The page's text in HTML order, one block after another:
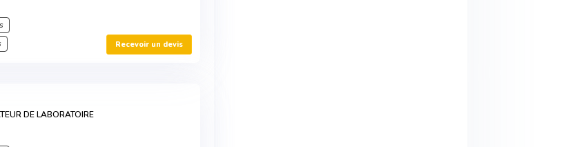
Recevoir un devis
DE LABORATOIRE